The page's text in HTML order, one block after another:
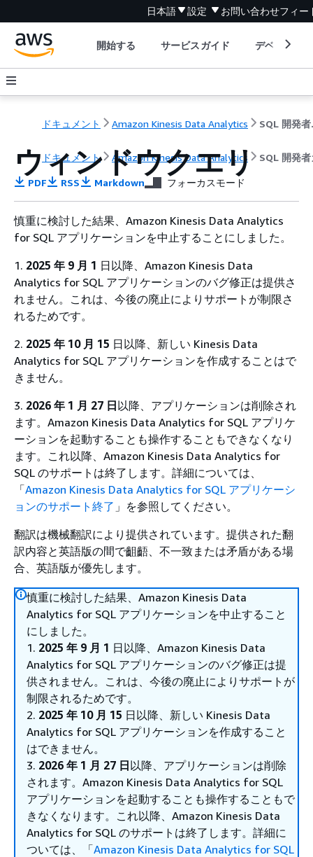
日本語 設定 お問い合わせフィー
開始する サービスガイド デベロッパ
ドキュメント Amazon Kinesis Data Analytics
ドキュメント Amazon Kinesis Data Analytics SQL 開発
ウィンドウクエリ
PDF RSS Markdown フォーカスモード
慎重に検討した結果、Amazon Kinesis Data Analytics
for SQL アプリケーションを中止することにしました。
1. 2025 年 9 月 1 日以降、Amazon Kinesis Data
Analytics for SQL アプリケーションのバグ修正は提供さ
れません。これは、今後の廃止によりサポートが制限さ
れるためです。
2. 2025 年 10 月 15 日以降、新しい Kinesis Data
Analytics for SQL アプリケーションを作成することはで
きません。
3. 2026 年 1 月 27 日以降、アプリケーションは削除され
ます。Amazon Kinesis Data Analytics for SQL アプリケ
ーションを起動することも操作することもできなくなり
ます。これ以降、Amazon Kinesis Data Analytics for
SQL のサポートは終了します。詳細については、
「Amazon Kinesis Data Analytics for SQL アプリケーシ
ョンのサポート終了 」を参照してください。
翻訳は機械翻訳により提供されています。提供された翻
訳内容と英語版の間で齟齬、不一致または矛盾がある場
合、英語版が優先します。
慎重に検討した結果、Amazon Kinesis Data
Analytics for SQL アプリケーションを中止すること
にしました。
1. 2025 年 9 月 1 日以降、Amazon Kinesis Data
Analytics for SQL アプリケーションのバグ修正は提
供されません。これは、今後の廃止によりサポートが
制限されるためです。
2. 2025 年 10 月 15 日以降、新しい Kinesis Data
Analytics for SQL アプリケーションを作成すること
はできません。
3. 2026 年 1 月 27 日以降、アプリケーションは削除
されます。Amazon Kinesis Data Analytics for SQL
アプリケーションを起動することも操作することもで
きなくなります。これ以降、Amazon Kinesis Data
Analytics for SQL のサポートは終了します。詳細に
ついては、「Amazon Kinesis Data Analytics for SQL